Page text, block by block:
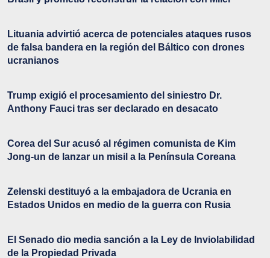
Lituania advirtió acerca de potenciales ataques rusos
de falsa bandera en la región del Báltico con drones
ucranianos
Trump exigió el procesamiento del siniestro Dr.
Anthony Fauci tras ser declarado en desacato
Corea del Sur acusó al régimen comunista de Kim
Jong-un de lanzar un misil a la Península Coreana
Zelenski destituyó a la embajadora de Ucrania en
Estados Unidos en medio de la guerra con Rusia
El Senado dio media sanción a la Ley de Inviolabilidad
de la Propiedad Privada